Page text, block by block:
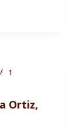
1
Ortiz,